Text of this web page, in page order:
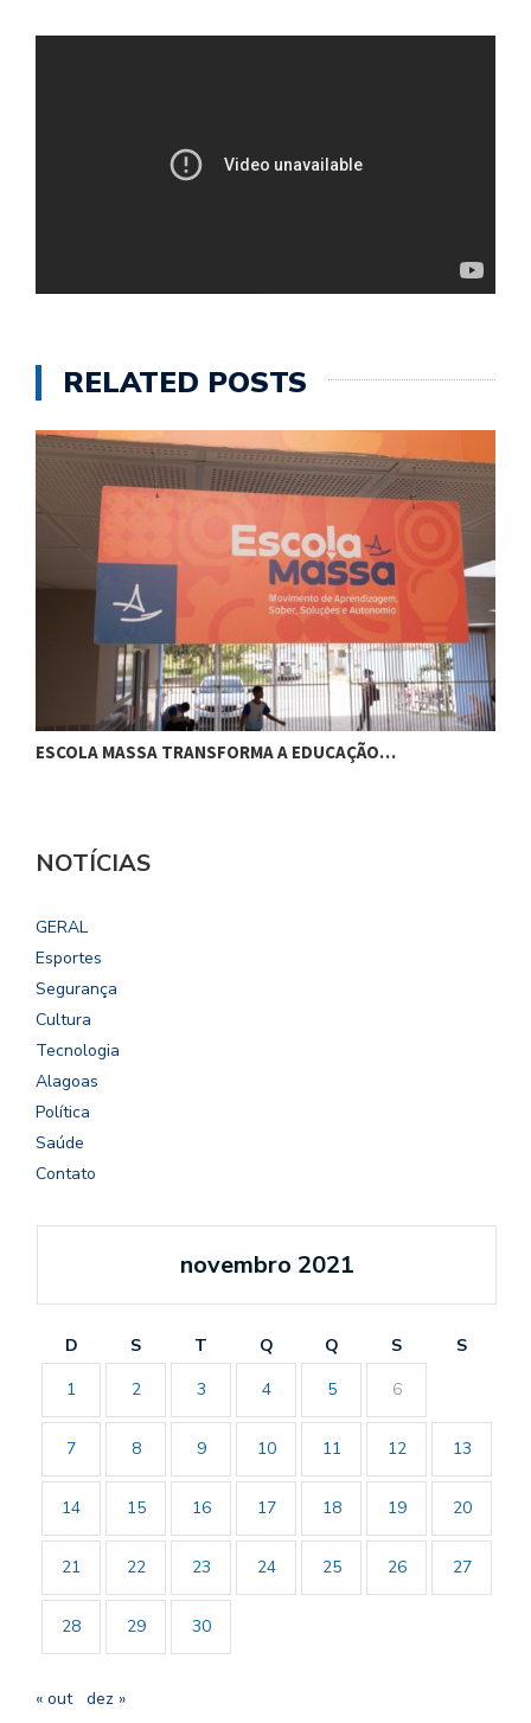
RELATED POSTS
ESCOLA MASSA TRANSFORMA A EDUCAÇÃO…
NOTÍCIAS
GERAL
Esportes
Segurança
Cultura
Tecnologia
Alagoas
Política
Saúde
Contato
novembro 2021
D S T Q Q S
S
1
2 3 4 5 6
7 8 9 10 11 12 13
14 15 16 17 18 19 20
21 22 23 24 25 26 27
28 29 30
« out dez »